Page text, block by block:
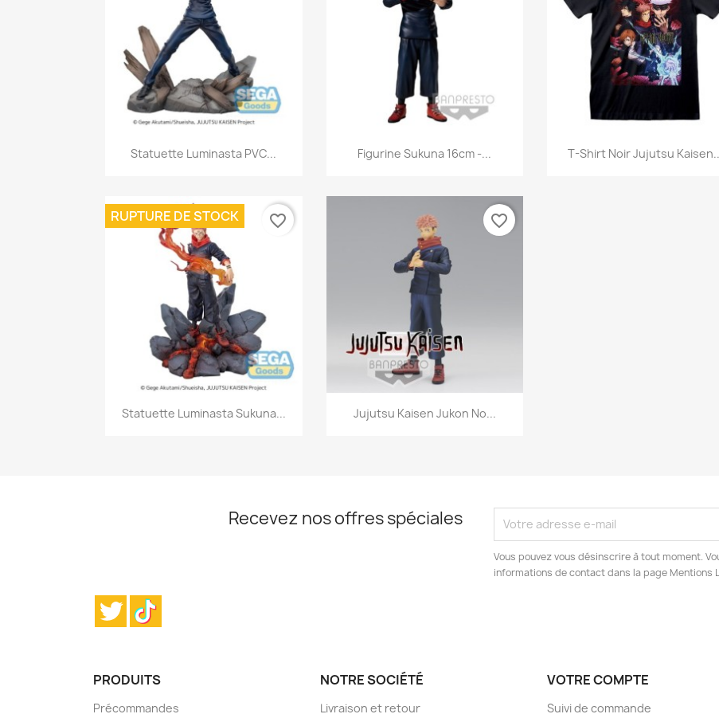
Aperçu rapide
Statuette Luminasta PVC... Aperçu rapide
Figurine Sukuna 16cm -... Aperçu rapide
T-Shirt Noir Jujutsu
Aperçu rapide
Statuette Luminasta Sukuna...
RUPTURE DE STOCK favorite_border
Aperçu rapide
Jujutsu Kaisen Jukon No...
favorite_border
Recevez nos offres spéciales
Vous pouvez vous désinscrire à tout moment.
informations de contact dans la page Mentions
Twitter
PRODUITS
Précommandes
NOTRE SOCIÉTÉ
Livraison et retour
VOTRE COMPTE
Suivi de commande